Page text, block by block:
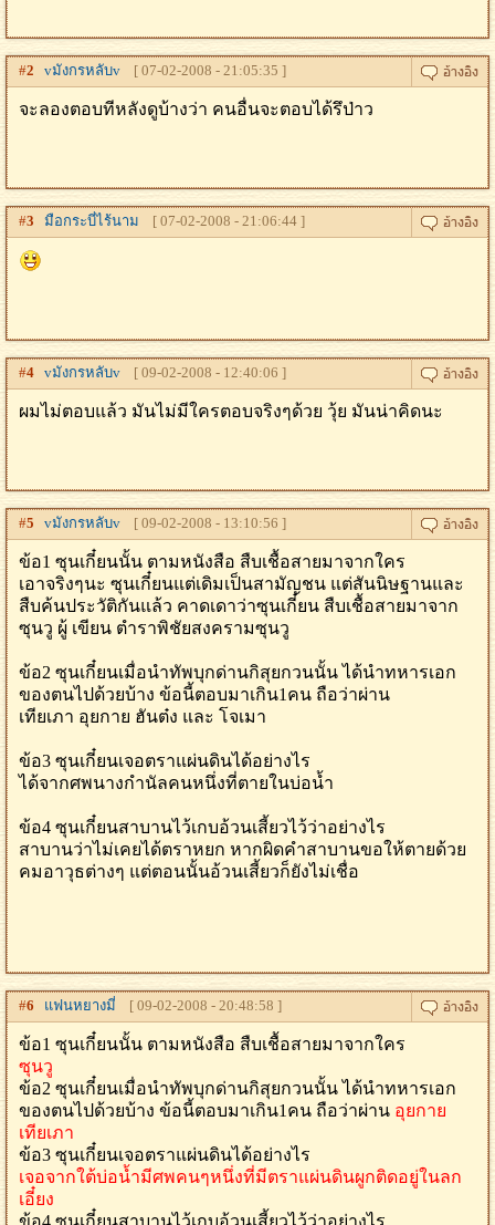
#2 vมังกรหลับv [ 07-02-2008 - 21:05:35 ]
จะลองตอบทีหลังดูบ้างว่า คนอื่นจะตอบได้รึป่าว
#3 มือกระบี่ไร้นาม [ 07-02-2008 - 21:06:44 ]
#4 vมังกรหลับv [ 09-02-2008 - 12:40:06 ]
ผมไม่ตอบแล้ว มันไม่มีใครตอบจริงๆด้วย วุ้ย มันน่าคิดนะ
#5 vมังกรหลับv [ 09-02-2008 - 13:10:56 ]
ข้อ1 ซุนเกี๋ยนนั้น ตามหนังสือ สืบเชื้อสายมาจากใคร
เอาจริงๆนะ ซุนเกี๋ยนแต่เดิมเป็นสามัญชน แต่สันนิษฐานและ
สืบค้นประวัติกันแล้ว คาดเดาว่าซุนเกี๋ยน สืบเชื้อสายมาจาก
ซุนวู ผู้ เขียน ตำราพิชัยสงครามซุนวู
ข้อ2 ซุนเกี๋ยนเมื่อนำทัพบุกด่านกิสุยกวนนั้น ได้นำทหารเอก
ของตนไปด้วยบ้าง ข้อนี้ตอบมาเกิน1คน ถือว่าผ่าน
เทียเภา อุยกาย ฮันต๋ง และ โจเมา
ข้อ3 ซุนเกี๋ยนเจอตราแผ่นดินได้อย่างไร
ได้จากศพนางกำนัลคนหนึ่งที่ตายในบ่อน้ำ
ข้อ4 ซุนเกี๋ยนสาบานไว้เกบอ้วนเสี้ยวไว้ว่าอย่างไร
สาบานว่าไม่เคยได้ตราหยก หากผิดคำสาบานขอให้ตายด้วย
คมอาวุธต่างๆ แต่ตอนนั้นอ้วนเสี้ยวก็ยังไม่เชื่อ
#6 แฟนหยางมี่ [ 09-02-2008 - 20:48:58 ]
ข้อ1 ซุนเกี๋ยนนั้น ตามหนังสือ สืบเชื้อสายมาจากใคร
ซุนวู
ข้อ2 ซุนเกี๋ยนเมื่อนำทัพบุกด่านกิสุยกวนนั้น ได้นำทหารเอก
ของตนไปด้วยบ้าง ข้อนี้ตอบมาเกิน1คน ถือว่าผ่าน อุยกาย
เทียเภา
ข้อ3 ซุนเกี๋ยนเจอตราแผ่นดินได้อย่างไร
เจอจากใต้บ่อน้ำมีศพคนๆหนึ่งที่มีตราแผ่นดินผูกติดอยู่ในลก
เอี๋ยง
ข้อ4 ซุนเกี๋ยนสาบานไว้เกบอ้วนเสี้ยวไว้ว่าอย่างไร